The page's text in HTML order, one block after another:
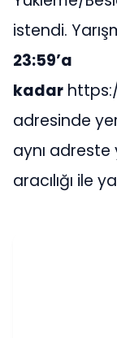
istendi.
23:59’a
kadar
adresinde
aynı
aracılığı ile